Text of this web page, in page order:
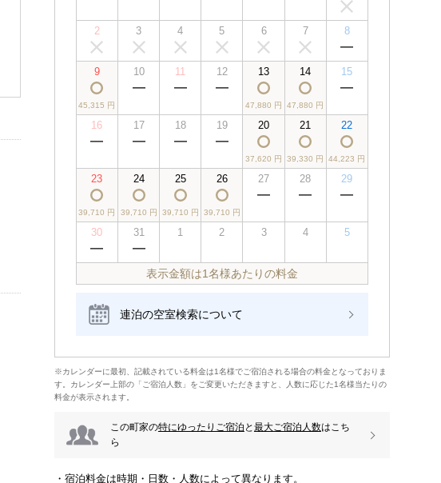
2 3 4 5 6 7 8
9
45,315 円
10 11 12 13
47,880 円
14
47,880 円
15
16 17 18 19 20
37,620 円
21
39,330 円
22
44,223 円
23
39,710 円
24
39,710 円
25
39,710 円
26
39,710 円
27 28 29
30 31 1 2 3 4 5
表示金額は1名様あたりの料金
連泊の空室検索について
※カレンダーに最初、記載されている料金は1名様でご宿泊される場合の料金となっておりま
す。カレンダー上部の「ご宿泊人数」をご変更いただきますと、人数に応じた1名様当たりの
料金が表示されます。
この町家の特にゆったりご宿泊 と最大ご宿泊人数はこち
ら
宿泊料金は時期・日数・人数によって異なります。